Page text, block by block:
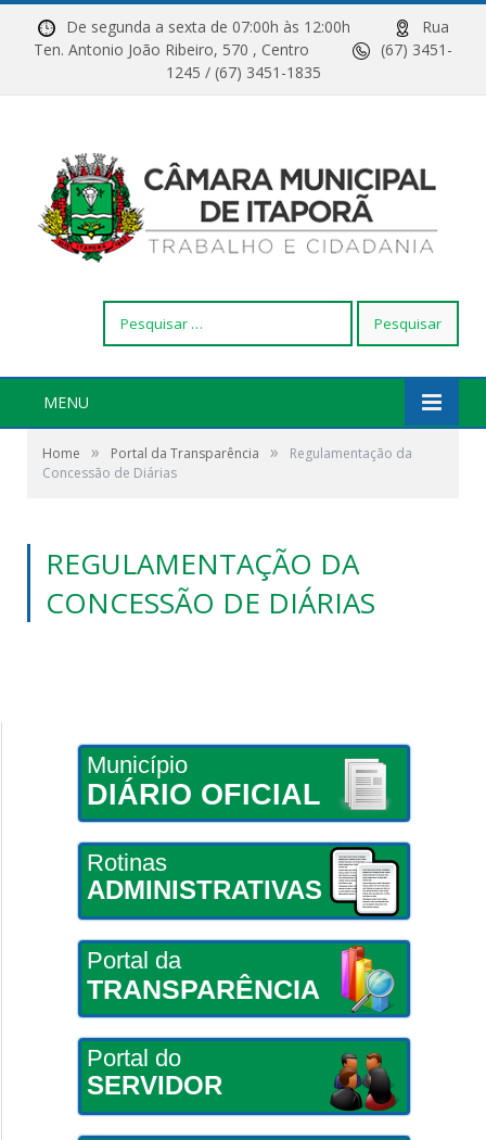
De segunda a sexta de 07:00h às 12:00h
Rua
Ten. Antonio João Ribeiro, 570 , Centro
(67) 3451-
1245 / (67) 3451-1835
por:
MENU
Home » Portal da Transparência »
Regulamentação da
Concessão de Diárias
REGULAMENTAÇÃO DA
CONCESSÃO DE DIÁRIAS
Município
DIÁRIO OFICIAL
Rotinas
ADMINISTRATIVAS
Portal da
TRANSPARÊNCIA
Portal do
SERVIDOR